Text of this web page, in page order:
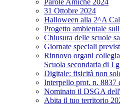
Parole Amiche 2024
31 Ottobre 2024
Halloween alla 2^A
Progetto ambientale
Chiusura delle scuole
Giornate speciali
Rinnovo organi
Scuola secondaria di I
Digitale: fisicità non
Interpello prot. n. 8837
Nominato il DSGA
Abita il tuo territorio